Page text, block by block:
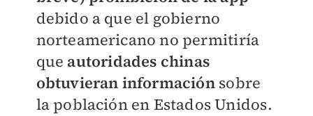
debido a que el gobierno
norteamericano no permitiría
que autoridades chinas
obtuvieran informaciónsobre
la población en Estados Unidos.